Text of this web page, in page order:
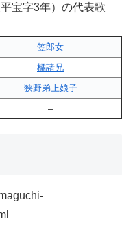
宝字3年）の代表歌
笠郎女
橘諸兄
狭野弟上娘子
–